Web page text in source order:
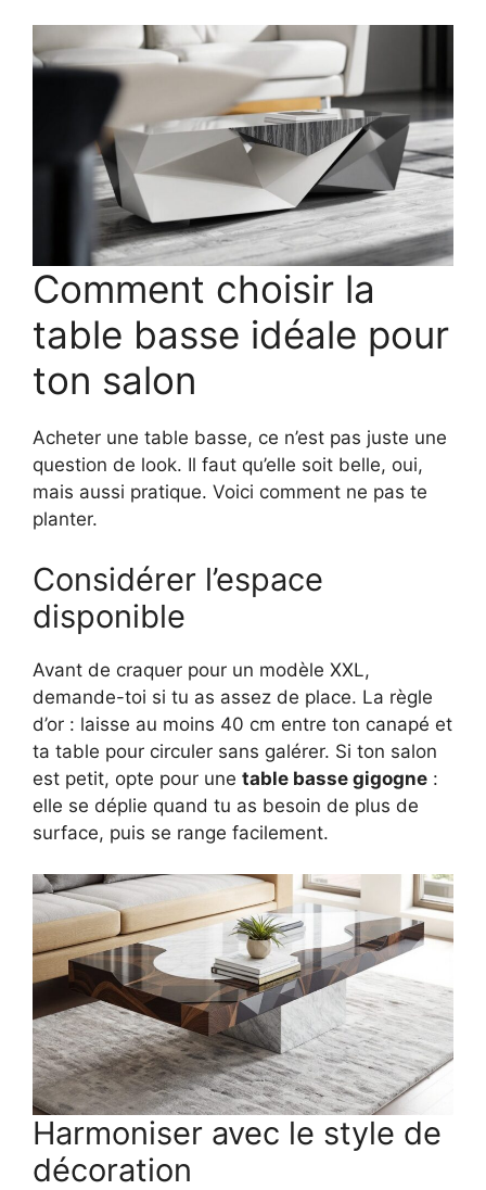
Comment choisir la
table basse idéale pour
ton salon
Acheter une table basse, ce n’est pas juste une
question de look. Il faut qu’elle soit belle, oui,
mais aussi pratique. Voici comment ne pas te
planter.
Considérer l’espace
disponible
Avant de craquer pour un modèle XXL,
demande-toi si tu as assez de place. La règle
d’or : laisse au moins 40 cm entre ton canapé et
ta table pour circuler sans galérer. Si ton salon
est petit, opte pour une table basse gigogne :
elle se déplie quand tu as besoin de plus de
surface, puis se range facilement.
Harmoniser avec le style de
décoration